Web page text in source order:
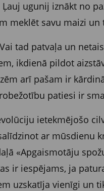
ugunij iznākt no
meklēt savu maizi un
tad patvaļa un
ikdienā pildot
arī pašam ir
patiesi ir
ietekmējošo
ar mūsdienu
«Apgaismotāju
ir iespējams, ja
uzskatīja vienīgi un